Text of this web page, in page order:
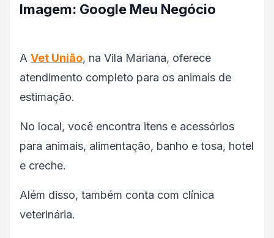
Imagem: Google Meu Negócio
A Vet União, na Vila Mariana, oferece
atendimento completo para os animais de
estimação.
No local, você encontra itens e acessórios
para animais, alimentação, banho e tosa, hotel
e creche.
Além disso, também conta com clínica
veterinária.